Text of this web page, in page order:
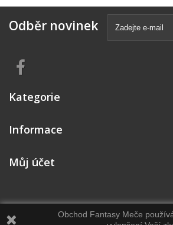
Odběr novinek
Kategorie
Informace
Můj účet
Obchod Fantasy Meče